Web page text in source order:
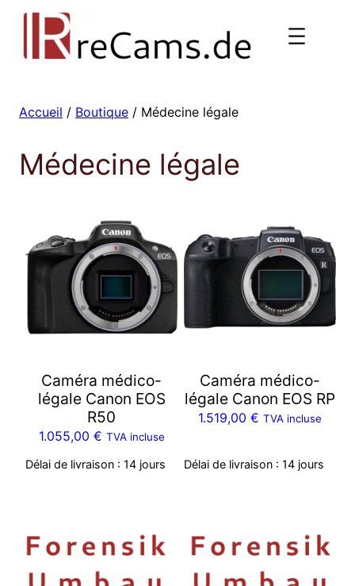
Aller
Accueil / Boutique / Médecine légale
Médecine légale
Caméra médico-
légale Canon EOS
R50
1.055,00 € TVA incluse
Délai de livraison : 14 jours
Caméra médico-
légale Canon EOS RP
1.519,00 € TVA incluse
Délai de livraison : 14 jours